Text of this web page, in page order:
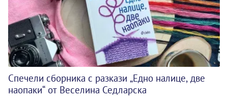
Спечели сборника с разкази „Едно налице, две
наопаки“ от Веселина Седларска